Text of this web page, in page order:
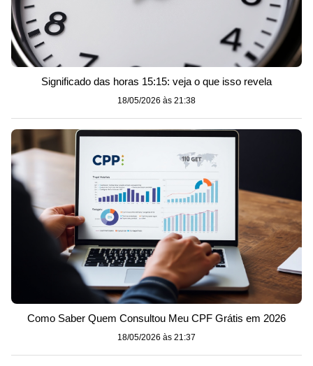
Significado das horas 15:15: veja o que isso revela
18/05/2026 às 21:38
Como Saber Quem Consultou Meu CPF Grátis em 2026
18/05/2026 às 21:37